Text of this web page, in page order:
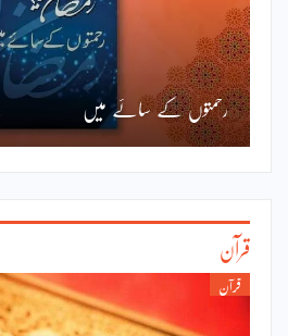
رحمتوں کے سائے میں
قرآن
قرآن